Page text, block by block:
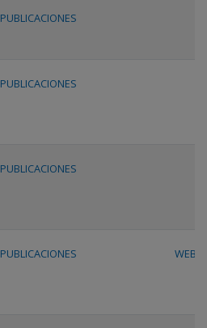
PUBLICACIONES
PUBLICACIONES
PUBLICACIONES
PUBLICACIONES WEB